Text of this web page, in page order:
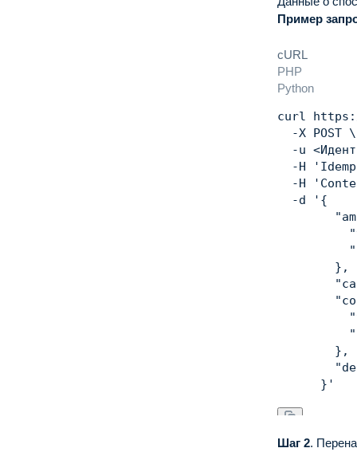
Пример
cURL
PHP
Python
curl
  -X POST
\
  -u
<
  -H
  -H
  -d
'{
        },
        },
      }'
Шаг 2.